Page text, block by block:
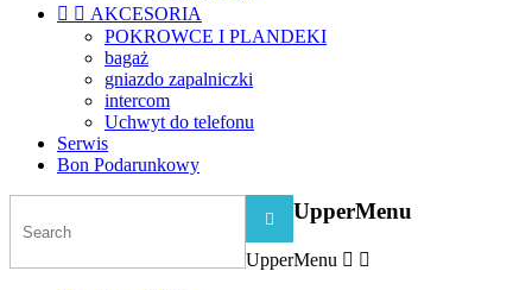
  AKCESORIA
POKROWCE I PLANDEKI
bagaż
gniazdo zapalniczki
intercom
Uchwyt do telefonu
Serwis
Bon Podarunkowy
 UpperMenu
UpperMenu  